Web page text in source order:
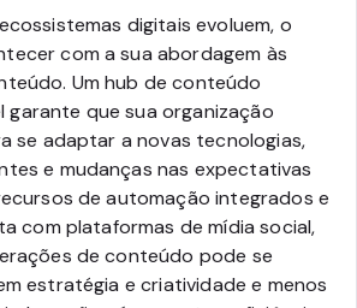
digitais evoluem, o
com a sua abordagem às
Um hub de conteúdo
garante que sua organização
se adaptar a novas tecnologias,
e mudanças nas expectativas
de automação integrados e
com plataformas de mídia social,
de conteúdo pode se
estratégia e criatividade e menos